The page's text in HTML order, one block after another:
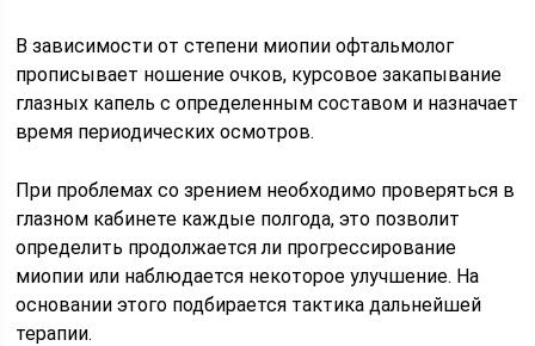
В зависимости от степени миопии офтальмолог
прописывает ношение очков, курсовое закапывание
глазных капель с определенным составом и назначает
время периодических осмотров.
При проблемах со зрением необходимо проверяться в
глазном кабинете каждые полгода, это позволит
определить продолжается ли прогрессирование
миопии или наблюдается некоторое улучшение. На
основании этого подбирается тактика дальнейшей
терапии.